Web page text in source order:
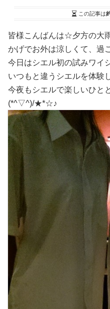
この記事は
皆様こんばんは☆夕方の大
かげでお外は涼しくて、過
今日はシエル初の試みワイ
いつもと違うシエルを体
今夜もシエルで楽しいひと
(*^▽^)/★*☆♪